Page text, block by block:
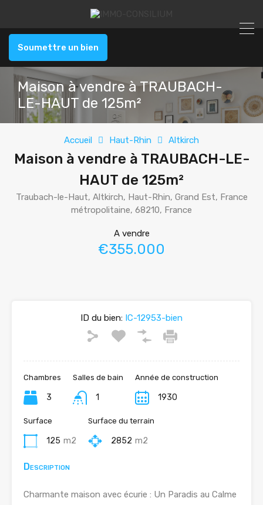
Soumettre un bien
Maison à vendre à TRAUBACH-
LE-HAUT de 125m²
Accueil Haut-Rhin Altkirch
Maison à vendre à TRAUBACH-LE-
HAUT de 125m²
Traubach-le-Haut, Altkirch, Haut-Rhin, Grand Est, France
métropolitaine, 68210, France
A vendre
€355.000
ID du bien: IC-12953-bien
Chambres
3
Salles de bain
1
Année de construction
1930
Surface
125 m2
Surface du terrain
2852 m2
Description
Charmante maison avec écurie : Un Paradis au Calme